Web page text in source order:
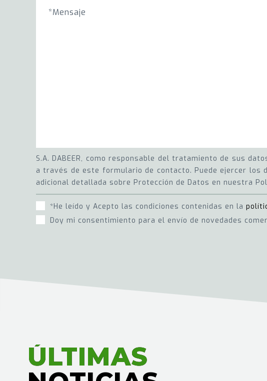
S.A. DABEER, como responsable del tratamiento de sus
a través de este formulario de contacto. Puede ejercer los
adicional detallada sobre Protección de Datos en nuestra
*He leído y Acepto las condiciones contenidas en la
Doy mi consentimiento para el envío de novedades
ÚLTIMAS
ÚLTIMAS